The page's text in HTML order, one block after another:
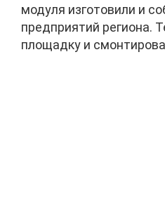
модуля изготовили и
предприятий региона.
площадку и